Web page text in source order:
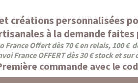
créations personnalisées
à la demande faites
Offert dès 70 € en relais, 100 €
France OFFERT dès 30 € stock et
commande avec le